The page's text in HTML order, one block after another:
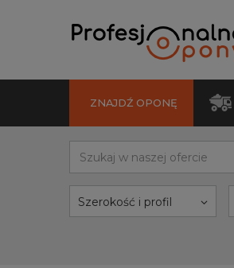
ZNAJDŹ OPONĘ
Szerokość i profil